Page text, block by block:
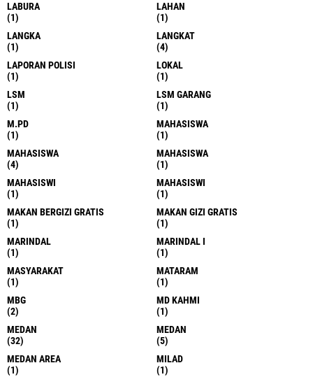
LABURA
(1)
LAHAN
(1)
LANGKA
(1)
LANGKAT
(4)
LAPORAN POLISI
(1)
LOKAL
(1)
LSM
(1)
LSM GARANG
(1)
M.PD
(1)
MAHASISWA
(1)
MAHASISWA
(4)
MAHASISWA
(1)
MAHASISWI
(1)
MAHASISWI
(1)
MAKAN BERGIZI GRATIS
(1)
MAKAN GIZI GRATIS
(1)
MARINDAL
(1)
MARINDAL I
(1)
MASYARAKAT
(1)
MATARAM
(1)
MBG
(2)
MD KAHMI
(1)
MEDAN
(32)
MEDAN
(5)
MEDAN AREA
(1)
MILAD
(1)